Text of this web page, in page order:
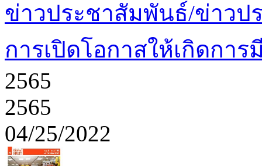
ข่าวประชาสัมพันธ์/ข่าวป
การเปิดโอกาสให้เกิดกา
2565
2565
04/25/2022